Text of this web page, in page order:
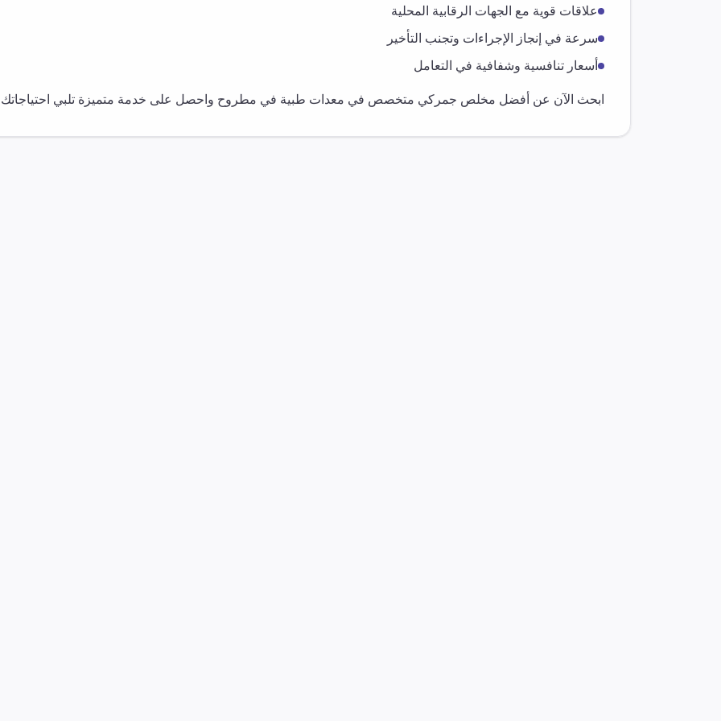
علاقات قوية مع الجهات الرقابية المحلية
سرعة في إنجاز الإجراءات وتجنب التأخير
أسعار تنافسية وشفافية في التعامل
ابحث الآن عن أفضل مخلص جمركي متخصص في معدات طبية في مطروح واحصل على خدمة متميزة تلبي احتياجاتك